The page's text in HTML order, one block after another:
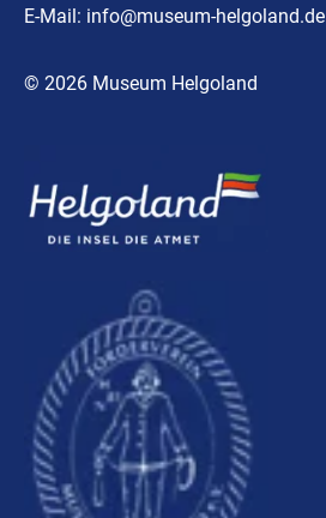
E-Mail: info@museum-helgoland.de
© 2026 Museum Helgoland